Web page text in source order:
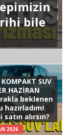
bile
SUV
HAZİRAN
beklenen
hazırladım!
alırsın?
2026